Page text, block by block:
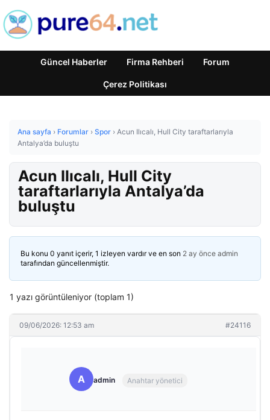
Güncel Haberler Firma Rehberi Forum
Çerez Politikası
Ana sayfa › Forumlar › Spor › Acun Ilıcalı, Hull City taraftarlarıyla
Antalya’da buluştu
Acun Ilıcalı, Hull City
taraftarlarıyla Antalya’da
buluştu
Bu konu 0 yanıt içerir, 1 izleyen vardır ve en son 2 ay önce admin
tarafından güncellenmiştir.
1 yazı görüntüleniyor (toplam 1)
09/06/2026: 12:53 am #24116
A admin Anahtar yönetici